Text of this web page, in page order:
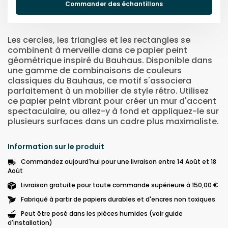
Commander des échantillons
Les cercles, les triangles et les rectangles se
combinent à merveille dans ce papier peint
géométrique inspiré du Bauhaus. Disponible dans
une gamme de combinaisons de couleurs
classiques du Bauhaus, ce motif s'associera
parfaitement à un mobilier de style rétro. Utilisez
ce papier peint vibrant pour créer un mur d'accent
spectaculaire, ou allez-y à fond et appliquez-le sur
plusieurs surfaces dans un cadre plus maximaliste.
Information sur le produit
Commandez aujourd'hui pour une livraison entre 14 Août et 18
Août
Livraison gratuite pour toute commande supérieure à 150,00 €
Fabriqué à partir de papiers durables et d'encres non toxiques
Peut être posé dans les pièces humides (voir guide
d'installation)